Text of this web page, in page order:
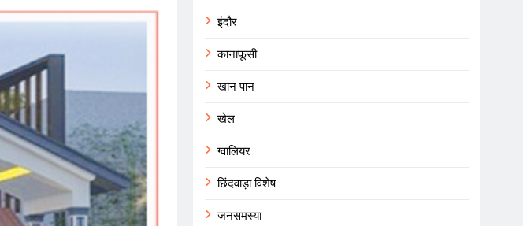
इंदौर
कानाफूसी
खान पान
खेल
ग्वालियर
छिंदवाड़ा विशेष
जनसमस्या